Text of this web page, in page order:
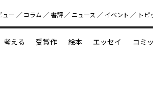
好書好日
ュー コラム 書評 ニュース イベント トピ
考える 受賞作 絵本 エッセイ コミ